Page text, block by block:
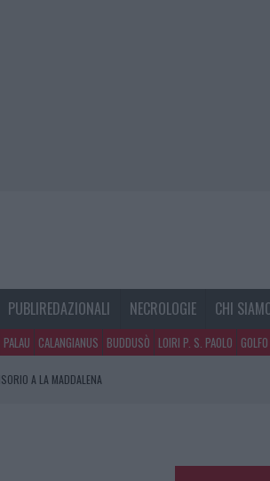
PUBLIREDAZIONALI NECROLOGIE CHI
PALAU CALANGIANUS BUDDUSÒ LOIRI P. S. PAOLO
A LA MADDALENA